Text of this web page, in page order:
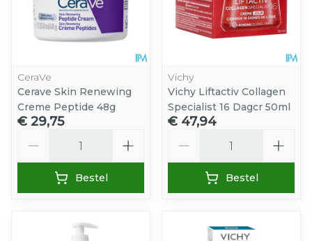
CeraVe
Cerave Skin Renewing
Creme Peptide 48g
€ 29,75
Bestel
Vichy
Vichy Liftactiv Collagen
Specialist 16 Dagcr 50ml
€ 47,94
Bestel